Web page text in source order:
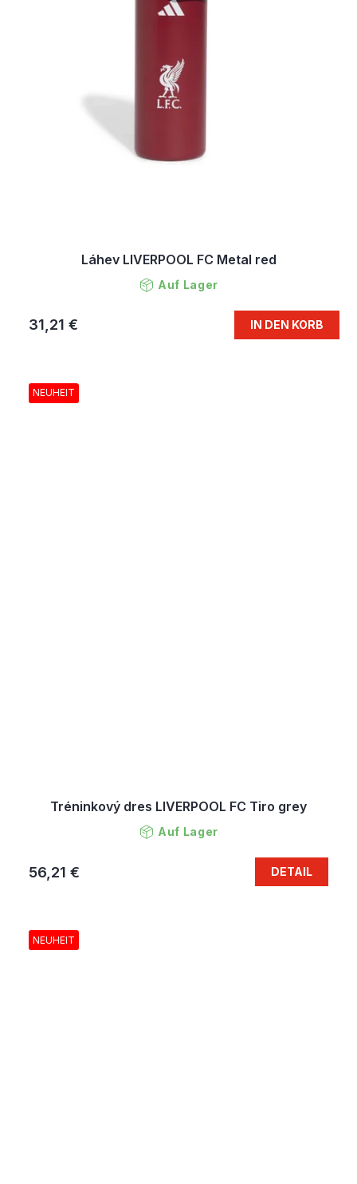
Láhev LIVERPOOL FC Metal red
Auf Lager
31,21 € IN DEN KORB
NEUHEIT
Tréninkový dres LIVERPOOL FC Tiro grey
Auf Lager
56,21 € DETAIL
NEUHEIT